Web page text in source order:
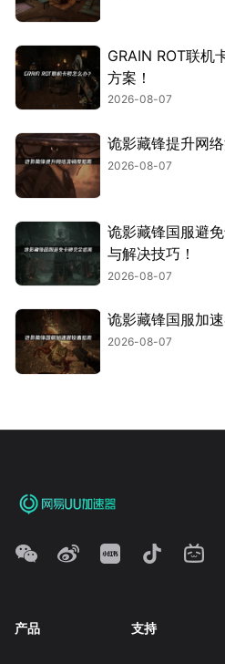
GRAIN ROT联机
方案！
2026-08-07
诡影藏锋提升网
2026-08-07
诡影藏锋国服避
与解决技巧！
2026-08-07
诡影藏锋国服加
2026-08-07
产品 支持